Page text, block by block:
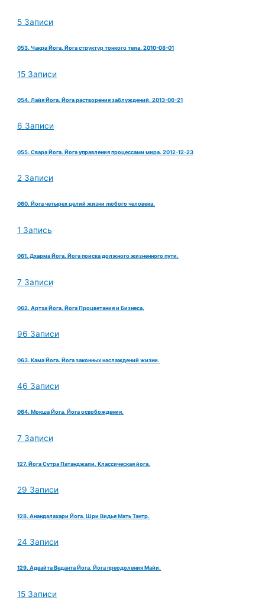
5 Записи
053. Чакра Йога. Йога структур тонкого тела. 2010-08-01
15 Записи
054. Лайя Йога. Йога растворения заблуждений. 2013-06-21
6 Записи
055. Свара Йога. Йога управления процессами мира. 2012-12-23
2 Записи
060. Йога четырех целий жизни любого человека.
1 Запись
061. Дхарма Йога. Йога поиска должного жизненного пути.
7 Записи
062. Артха Йога. Йога Процветания и Бизнеса.
96 Записи
063. Кама Йога. Йога законных наслаждений жизни.
46 Записи
064. Мокша Йога. Йога освобождения.
7 Записи
127. Йога Сутра Патанджали. Классическая йога.
29 Записи
128. Анандалахари Йога. Шри Видья Мать Тантр.
24 Записи
129. Адвайта Веданта Йога. Йога преодоления Майи.
15 Записи